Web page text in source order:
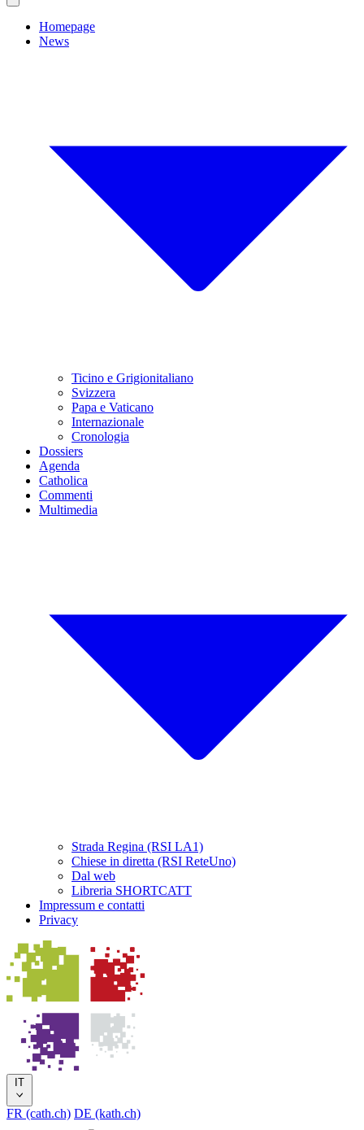
Homepage
News
Ticino e Grigionitaliano
Svizzera
Papa e Vaticano
Internazionale
Cronologia
Dossiers
Agenda
Catholica
Commenti
Multimedia
Strada Regina (RSI LA1)
Chiese in diretta (RSI ReteUno)
Dal web
Libreria SHORTCATT
Impressum e contatti
Privacy
IT
FR (cath.ch) DE (kath.ch)